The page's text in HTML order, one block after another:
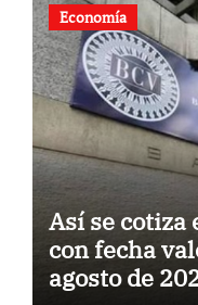
Economía
Así se cotiza
con fecha
agosto de